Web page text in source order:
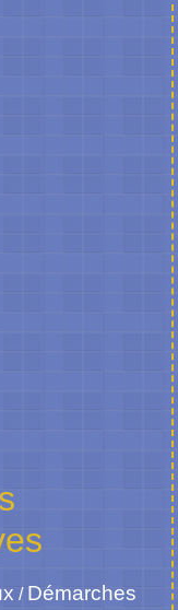
/ Démarches